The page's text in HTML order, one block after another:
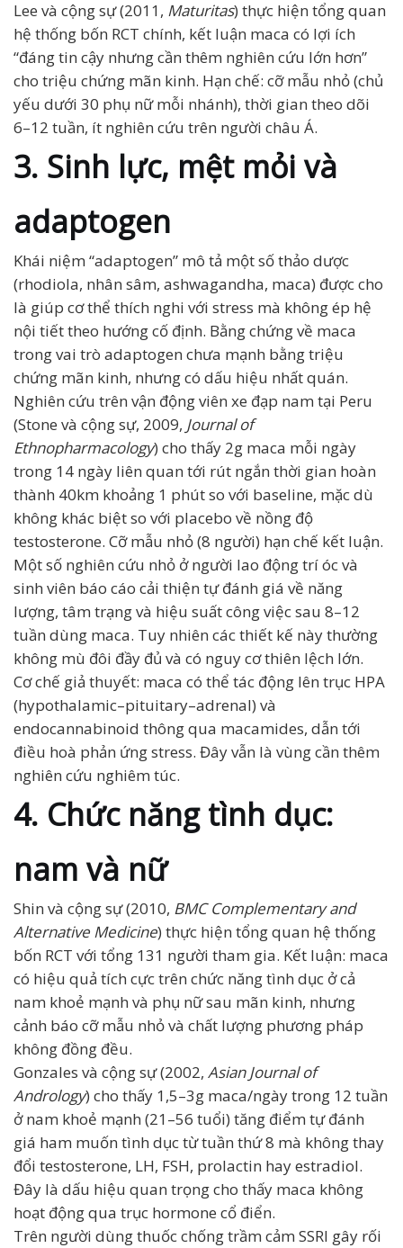
Lee và cộng sự (2011, Maturitas) thực hiện tổng quan
hệ thống bốn RCT chính, kết luận maca có lợi ích
“đáng tin cậy nhưng cần thêm nghiên cứu lớn hơn”
cho triệu chứng mãn kinh. Hạn chế: cỡ mẫu nhỏ (chủ
yếu dưới 30 phụ nữ mỗi nhánh), thời gian theo dõi
6–12 tuần, ít nghiên cứu trên người châu Á.
3. Sinh lực, mệt mỏi và
adaptogen
Khái niệm “adaptogen” mô tả một số thảo dược
(rhodiola, nhân sâm, ashwagandha, maca) được cho
là giúp cơ thể thích nghi với stress mà không ép hệ
nội tiết theo hướng cố định. Bằng chứng về maca
trong vai trò adaptogen chưa mạnh bằng triệu
chứng mãn kinh, nhưng có dấu hiệu nhất quán.
Nghiên cứu trên vận động viên xe đạp nam tại Peru
(Stone và cộng sự, 2009, Journal of
Ethnopharmacology) cho thấy 2g maca mỗi ngày
trong 14 ngày liên quan tới rút ngắn thời gian hoàn
thành 40km khoảng 1 phút so với baseline, mặc dù
không khác biệt so với placebo về nồng độ
testosterone. Cỡ mẫu nhỏ (8 người) hạn chế kết luận.
Một số nghiên cứu nhỏ ở người lao động trí óc và
sinh viên báo cáo cải thiện tự đánh giá về năng
lượng, tâm trạng và hiệu suất công việc sau 8–12
tuần dùng maca. Tuy nhiên các thiết kế này thường
không mù đôi đầy đủ và có nguy cơ thiên lệch lớn.
Cơ chế giả thuyết: maca có thể tác động lên trục HPA
(hypothalamic–pituitary–adrenal) và
endocannabinoid thông qua macamides, dẫn tới
điều hoà phản ứng stress. Đây vẫn là vùng cần thêm
nghiên cứu nghiêm túc.
4. Chức năng tình dục:
nam và nữ
Shin và cộng sự (2010, BMC Complementary and
Alternative Medicine) thực hiện tổng quan hệ thống
bốn RCT với tổng 131 người tham gia. Kết luận: maca
có hiệu quả tích cực trên chức năng tình dục ở cả
nam khoẻ mạnh và phụ nữ sau mãn kinh, nhưng
cảnh báo cỡ mẫu nhỏ và chất lượng phương pháp
không đồng đều.
Gonzales và cộng sự (2002, Asian Journal of
Andrology) cho thấy 1,5–3g maca/ngày trong 12 tuần
ở nam khoẻ mạnh (21–56 tuổi) tăng điểm tự đánh
giá ham muốn tình dục từ tuần thứ 8 mà không thay
đổi testosterone, LH, FSH, prolactin hay estradiol.
Đây là dấu hiệu quan trọng cho thấy maca không
hoạt động qua trục hormone cổ điển.
Trên người dùng thuốc chống trầm cảm SSRI gây rối